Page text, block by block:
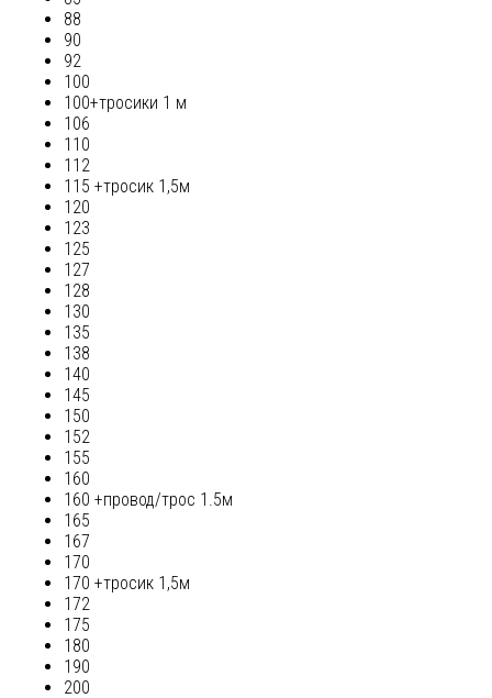
88
90
92
100
100+тросики 1 м
106
110
112
115 +тросик 1,5м
120
123
125
127
128
130
135
138
140
145
150
152
155
160
160 +провод/трос 1.5м
165
167
170
170 +тросик 1,5м
172
175
180
190
200